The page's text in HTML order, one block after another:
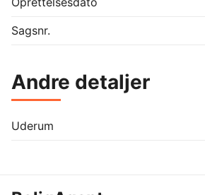
Sagsnr.
Andre detaljer
Uderum